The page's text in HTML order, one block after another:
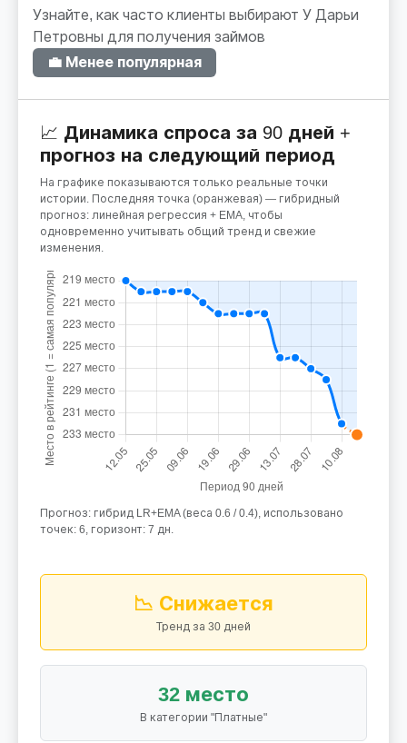
Узнайте, как часто клиенты выбирают У Дарьи
Петровны для получения займов
💼 Менее популярная
📈 Динамика спроса за 90 дней +
прогноз на следующий период
На графике показываются только реальные точки
истории. Последняя точка (оранжевая) — гибридный
прогноз: линейная регрессия + EMA, чтобы
одновременно учитывать общий тренд и свежие
изменения.
Прогноз: гибрид LR+EMA (веса 0.6 / 0.4), использовано
точек: 6, горизонт: 7 дн.
📉 Снижается
Тренд за 30 дней
32 место
В категории "Платные"